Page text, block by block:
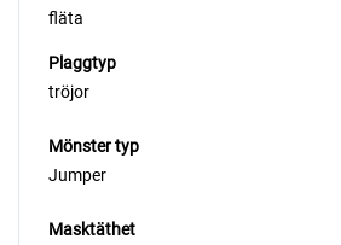
fläta
Plaggtyp
tröjor
Mönster typ
Jumper
Masktäthet